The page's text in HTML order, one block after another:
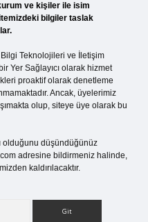
ve kişiler ile isim
bilgiler taslak
Teknolojileri ve İletişim
Yer Sağlayıcı olarak hizmet
proaktif olarak denetleme
Ancak, üyelerimiz
olup, siteye üye olarak bu
olduğunu düşündüğünüz
adresine bildirmeniz halinde,
kaldırılacaktır.